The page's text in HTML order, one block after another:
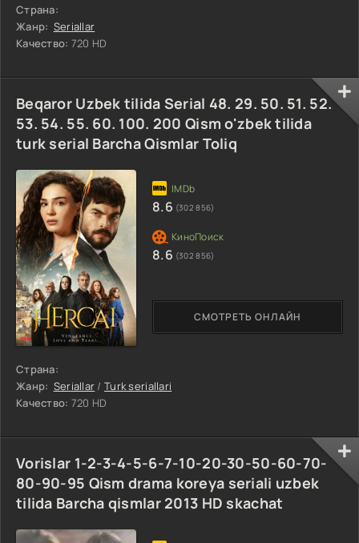
Страна:
Жанр: Seriallar
Качество: 720 HD
Beqaror Uzbek tilida Serial 48. 29. 50. 51. 52.
53. 54. 55. 60. 100. 200 Qism o'zbek tilida
turk serial Barcha Qismlar Toliq
Страна:
Жанр: Seriallar /Turk seriallari
Качество: 720 HD
СМОТРЕТЬ ОНЛАЙН
8.6 (302 856)
8.6 (302 856)
Vorislar 1-2-3-4-5-6-7-10-20-30-50-60-70-
80-90-95 Qism drama koreya seriali uzbek
tilida Barcha qismlar 2013 HD skachat